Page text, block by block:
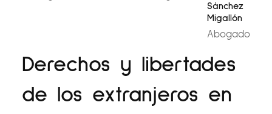
Sánchez
Migallón
Abogado
Derechos y libertades
de los extranjeros en